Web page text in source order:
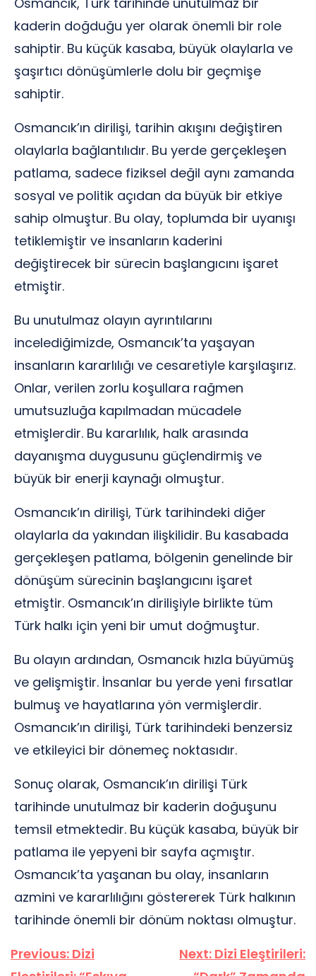
kaderin doğduğu yer olarak önemli bir role
sahiptir. Bu küçük kasaba, büyük olaylarla ve
şaşırtıcı dönüşümlerle dolu bir geçmişe
sahiptir.
Osmancık’ın dirilişi, tarihin akışını değiştiren
olaylarla bağlantılıdır. Bu yerde gerçekleşen
patlama, sadece fiziksel değil aynı zamanda
sosyal ve politik açıdan da büyük bir etkiye
sahip olmuştur. Bu olay, toplumda bir uyanışı
tetiklemiştir ve insanların kaderini
değiştirecek bir sürecin başlangıcını işaret
etmiştir.
Bu unutulmaz olayın ayrıntılarını
incelediğimizde, Osmancık’ta yaşayan
insanların kararlılığı ve cesaretiyle karşılaşırız.
Onlar, verilen zorlu koşullara rağmen
umutsuzluğa kapılmadan mücadele
etmişlerdir. Bu kararlılık, halk arasında
dayanışma duygusunu güçlendirmiş ve
büyük bir enerji kaynağı olmuştur.
Osmancık’ın dirilişi, Türk tarihindeki diğer
olaylarla da yakından ilişkilidir. Bu kasabada
gerçekleşen patlama, bölgenin genelinde bir
dönüşüm sürecinin başlangıcını işaret
etmiştir. Osmancık’ın dirilişiyle birlikte tüm
Türk halkı için yeni bir umut doğmuştur.
Bu olayın ardından, Osmancık hızla büyümüş
ve gelişmiştir. İnsanlar bu yerde yeni fırsatlar
bulmuş ve hayatlarına yön vermişlerdir.
Osmancık’ın dirilişi, Türk tarihindeki benzersiz
ve etkileyici bir dönemeç noktasıdır.
Sonuç olarak, Osmancık’ın dirilişi Türk
tarihinde unutulmaz bir kaderin doğuşunu
temsil etmektedir. Bu küçük kasaba, büyük bir
patlama ile yepyeni bir sayfa açmıştır.
Osmancık’ta yaşanan bu olay, insanların
azmini ve kararlılığını göstererek Türk halkının
tarihinde önemli bir dönüm noktası olmuştur.
Yazı
Previous: Dizi
Next: Dizi Eleştirileri: